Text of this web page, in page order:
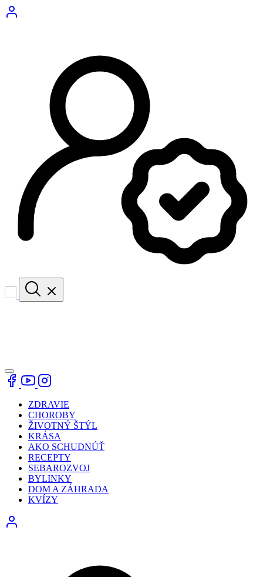
ZDRAVIE
CHOROBY
ŽIVOTNÝ ŠTÝL
KRÁSA
AKO SCHUDNÚŤ
RECEPTY
SEBAROZVOJ
BYLINKY
DOM A ZÁHRADA
KVÍZY